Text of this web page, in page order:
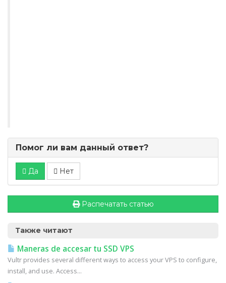
Помог ли вам данный ответ?
Да Нет
Распечатать статью
Также читают
Maneras de accesar tu SSD VPS
Vultr provides several different ways to access your VPS to configure,
install, and use. Access...